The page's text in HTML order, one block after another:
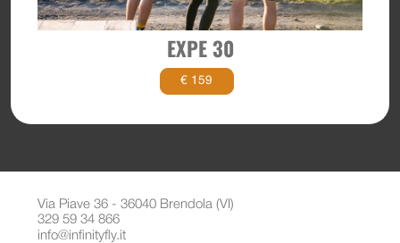
EXPE 30
€ 159
Via Piave 36 - 36040 Brendola (VI)
329 59 34 866
info@infinityfly.it